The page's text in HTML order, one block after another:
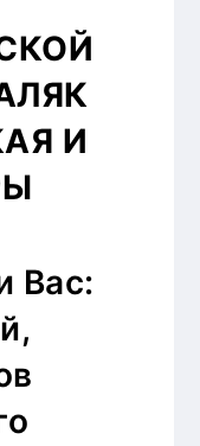
И
Вас: